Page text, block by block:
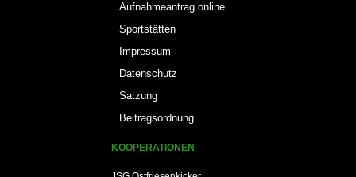
Aufnahmeantrag online
Sportstätten
Impressum
Datenschutz
Satzung
Beitragsordnung
KOOPERATIONEN